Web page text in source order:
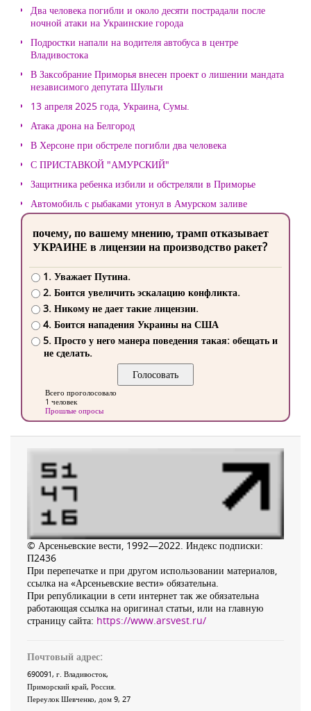
Два человека погибли и около десяти пострадали после
ночной атаки на Украинские города
Подростки напали на водителя автобуса в центре
Владивостока
В Заксобрание Приморья внесен проект о лишении мандата
независимого депутата Шульги
13 апреля 2025 года, Украина, Сумы.
Атака дрона на Белгород
В Херсоне при обстреле погибли два человека
С ПРИСТАВКОЙ "АМУРСКИЙ"
Защитника ребенка избили и обстреляли в Приморье
Автомобиль с рыбаками утонул в Амурском заливе
почему, по вашему мнению, трамп отказывает
УКРАИНЕ в лицензии на производство ракет?
1. Уважает Путина.
2. Боится увеличить эскалацию конфликта.
3. Никому не дает такие лицензии.
4. Боится нападения Украины на США
5. Просто у него манера поведения такая: обещать и
не сделать.
Всего проголосовало
1 человек
Прошлые опросы
© Арсеньевские вести, 1992—2022. Индекс подписки:
П2436
При перепечатке и при другом использовании материалов,
ссылка на «Арсеньевские вести» обязательна.
При републикации в сети интернет так же обязательна
работающая ссылка на оригинал статьи, или на главную
страницу сайта: https://www.arsvest.ru/
Почтовый адрес:
690091, г. Владивосток,
Приморский край, Россия
Переулок Шевченко, дом 9, 27